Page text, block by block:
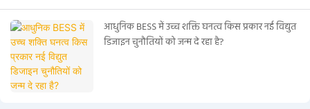
आधुनिक BESS में उच्च शक्ति घनत्व किस प्रकार नई विद्युत
डिजाइन चुनौतियों को जन्म दे रहा है?